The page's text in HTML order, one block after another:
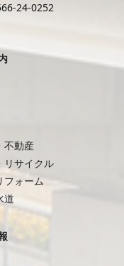
24-0252
不動産
リサイクル
フォーム
道